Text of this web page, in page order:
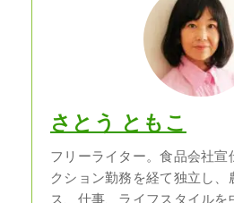
さとう ともこ
フリーライター。食品会社宣
クション勤務を経て独立し、
ス、仕事、ライフスタイルを